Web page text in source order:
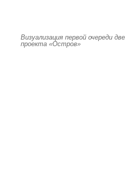
Визуализация первой очереди
проекта «Остров»